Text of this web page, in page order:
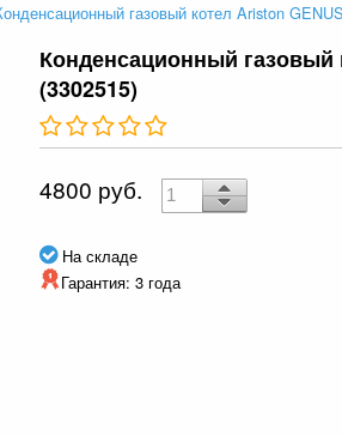
газовый котел Ariston
Конденсационный газовый
(3302515)
4800 руб.
На складе
Гарантия: 3 года